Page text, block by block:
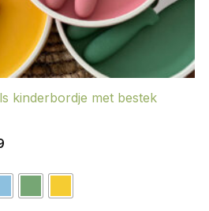
kinderbordje met bestek